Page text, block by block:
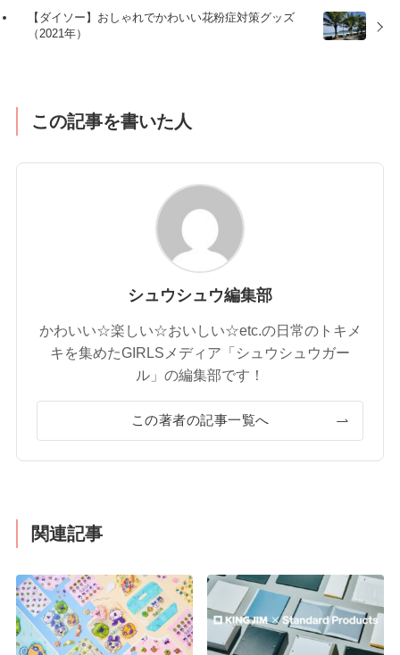
【ダイソー】おしゃれでかわいい花粉症対策グッズ
（2021年）
この記事を書いた人
シュウシュウ編集部
かわいい☆楽しい☆おいしい☆etc.の日常のトキメ
キを集めたGIRLSメディア「シュウシュウガー
ル」の編集部です！
この著者の記事一覧へ
関連記事